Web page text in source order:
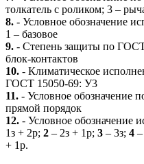
толкатель с роликом; 3 –
8. - Условное обозначение
1 – базовое
9. - Степень защиты по
блок-контактов
10. - Климатическое
ГОСТ 15050-69: У3
11. - Условное обозначение
прямой порядок
12. - Условное обозначение
1з + 2р; 2 – 2з + 1р; 3 – 3з; 4
+ 1р.